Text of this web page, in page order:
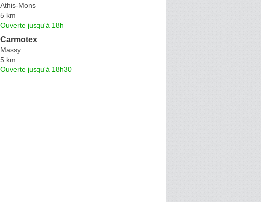
Athis-Mons
5 km
Ouverte jusqu'à 18h
Carmotex
Massy
5 km
Ouverte jusqu'à 18h30